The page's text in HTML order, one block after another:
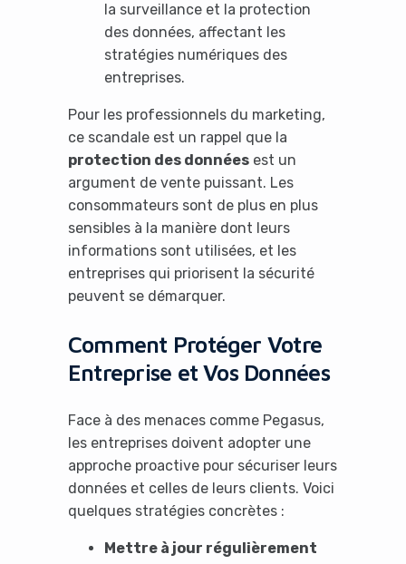
la surveillance et la protection
des données, affectant les
stratégies numériques des
entreprises.
Pour les professionnels du marketing,
ce scandale est un rappel que la
protection des donnéesest un
argument de vente puissant. Les
consommateurs sont de plus en plus
sensibles à la manière dont leurs
informations sont utilisées, et les
entreprises qui priorisent la sécurité
peuvent se démarquer.
Comment Protéger Votre
Entreprise et Vos Données
Face à des menaces comme Pegasus,
les entreprises doivent adopter une
approche proactive pour sécuriser leurs
données et celles de leurs clients. Voici
quelques stratégies concrètes :
Mettre à jour régulièrement